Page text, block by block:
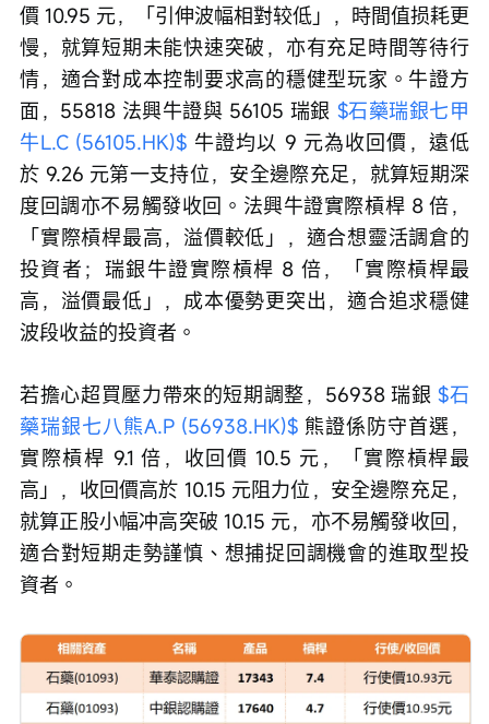
價 10.95 元，「引伸波幅相對较低」，時間值损耗更
慢，就算短期未能快速突破，亦有充足時間等待行
情，適合對成本控制要求高的穩健型玩家。牛證方
面，55818 法興牛證與 56105 瑞銀 $石藥瑞銀七甲
牛L.C (56105.HK)$ 牛證均以 9 元為收回價，遠低
於 9.26 元第一支持位，安全邊際充足，就算短期深
度回調亦不易觸發收回。法興牛證實際槓桿 8 倍，
「實際槓桿最高，溢價較低」，適合想靈活調倉的
投資者；瑞銀牛證實際槓桿 8 倍，「實際槓桿最
高，溢價最低」，成本優勢更突出，適合追求穩健
波段收益的投資者。
若擔心超買壓力帶來的短期調整，56938 瑞銀 $石
藥瑞銀七八熊A.P (56938.HK)$ 熊證係防守首選，
實際槓桿 9.1 倍，收回價 10.5 元，「實際槓桿最
高」，收回價高於 10.15 元阻力位，安全邊際充足，
就算正股小幅冲高突破 10.15 元，亦不易觸發收回，
適合對短期走勢謹慎、想捕捉回調機會的進取型投
資者。